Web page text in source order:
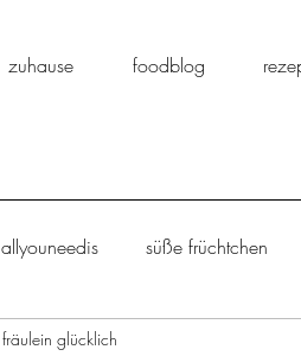
zuhause foodblog
allyouneedis süße früchtchen
backe backe kuchen
fräulein glücklich